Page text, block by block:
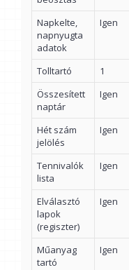
Napkelte,
napnyugta
adatok
Igen
Tolltartó
1
Összesített
naptár
Igen
Hét szám
jelölés
Igen
Tennivalók
lista
Igen
Elválasztó
lapok
(regiszter)
Igen
Műanyag
tartó
Igen